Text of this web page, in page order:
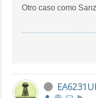
Otro caso como